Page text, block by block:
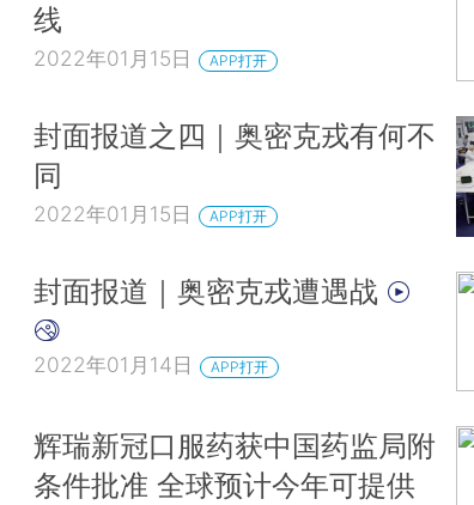
线
2022年01月15日 APP打开
封面报道之四｜奥密克戎有何不
同
2022年01月15日 APP打开
封面报道｜奥密克戎遭遇战
2022年01月14日 APP打开
辉瑞新冠口服药获中国药监局附
条件批准 全球预计今年可提供